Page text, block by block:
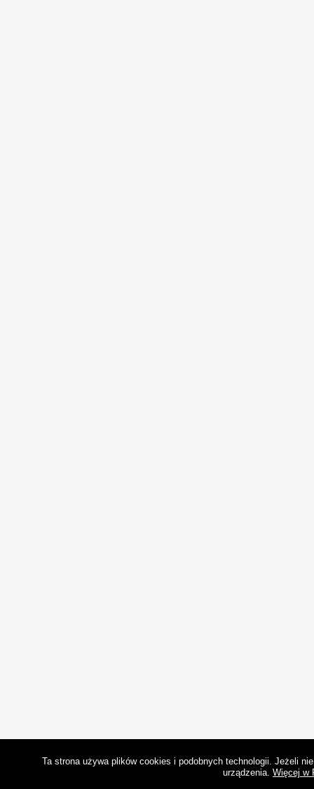
Ta strona używa plików cookies i podobnych technologii. Jeżeli
urządzenia. Więcej w